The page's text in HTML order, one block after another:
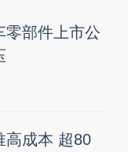
零部件上市公
高成本 超80